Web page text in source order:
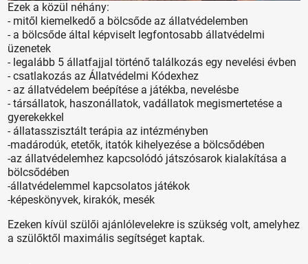
Ezek a közül néhány:
- mitől kiemelkedő a bölcsőde az állatvédelemben
- a bölcsőde által képviselt legfontosabb állatvédelmi
üzenetek
- legalább 5 állatfajjal történő találkozás egy nevelési évben
- csatlakozás az Állatvédelmi Kódexhez
- az állatvédelem beépítése a játékba, nevelésbe
- társállatok, haszonállatok, vadállatok megismertetése a
gyerekekkel
- állatasszisztált terápia az intézményben
-madárodúk, etetők, itatók kihelyezése a bölcsődében
-az állatvédelemhez kapcsolódó játszósarok kialakítása a
bölcsődében
-állatvédelemmel kapcsolatos játékok
-képeskönyvek, kirakók, mesék
Ezeken kívül szülői ajánlólevelekre is szükség volt, amelyhez
a szülőktől maximális segítséget kaptak.